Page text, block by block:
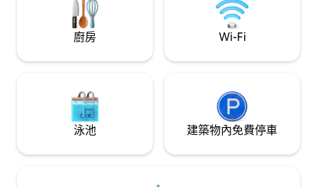
廚房 Wi-Fi
泳池 建築物內免費停車